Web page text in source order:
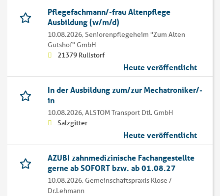
Pflegefachmann/-frau Altenpflege
Ausbildung (w/m/d)
10.08.2026,Seniorenpflegeheim "Zum Alten
Gutshof" GmbH
21379 Rullstorf
Heute veröffentlicht
In der Ausbildung zum/zur Mechatroniker/-
in
10.08.2026,ALSTOM Transport Dtl. GmbH
Salzgitter
Heute veröffentlicht
AZUBI zahnmedizinische Fachangestellte
gerne ab SOFORT bzw. ab 01.08.27
10.08.2026, Gemeinschaftspraxis Klose /
Dr.Lehmann